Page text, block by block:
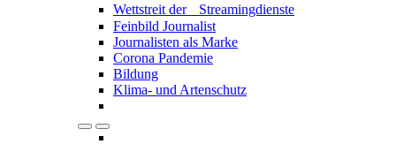
Wettstreit der Streamingdienste
Feinbild Journalist
Journalisten als Marke
Corona Pandemie
Bildung
Klima- und Artenschutz